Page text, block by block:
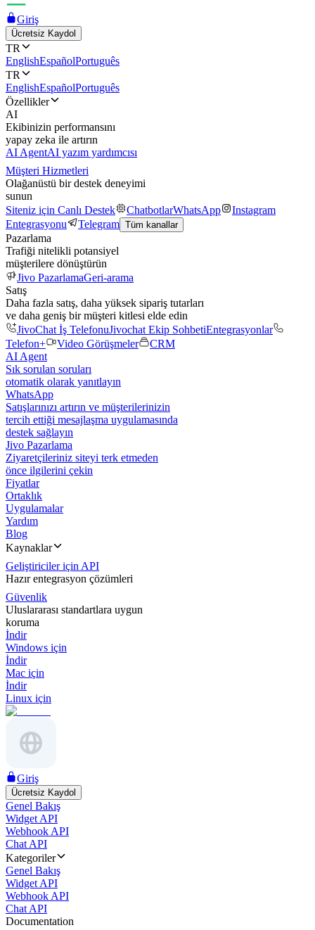
Giriş
Ücretsiz Kaydol
TR
EnglishEspañolPortuguês
TR
EnglishEspañolPortuguês
Özellikler
AI
Ekibinizin performansını
yapay zeka ile artırın
AI AgentAI yazım yardımcısı
Müşteri Hizmetleri
Olağanüstü bir destek deneyimi
sunun
Siteniz için Canlı Destek
ChatbotlarWhatsApp
Instagram
Entegrasyonu
Telegram Tüm kanallar
Pazarlama
Trafiği nitelikli potansiyel
müşterilere dönüştürün
Jivo PazarlamaGeri-arama
Satış
Daha fazla satış, daha yüksek sipariş tutarları
ve daha geniş bir müşteri kitlesi elde edin
JivoChat İş TelefonuJivochat Ekip SohbetiEntegrasyonlar
Telefon+
Video Görüşmeler
CRM
AI Agent
Sık sorulan soruları
otomatik olarak yanıtlayın
WhatsApp
Satışlarınızı artırın ve müşterilerinizin
tercih ettiği mesajlaşma uygulamasında
destek sağlayın
Jivo Pazarlama
Ziyaretçileriniz siteyi terk etmeden
önce ilgilerini çekin
Fiyatlar
Ortaklık
Uygulamalar
Yardım
Blog
Kaynaklar
Geliştiriciler için API
Hazır entegrasyon çözümleri
Güvenlik
Uluslararası standartlara uygun
koruma
İndir
Windows için
İndir
Mac için
İndir
Linux için
Giriş
Ücretsiz Kaydol
Genel Bakış
Widget API
Webhook API
Chat API
Kategoriler
Genel Bakış
Widget API
Webhook API
Chat API
Documentation